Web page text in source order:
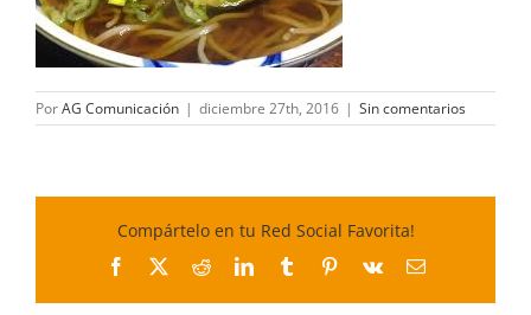
PorAG Comunicación | diciembre 27th, 2016 | Sin comentarios
Compártelo en tu Red Social Favorita!
Facebook
X RedditLinkedInTumblrPinterest
Vk
Correo